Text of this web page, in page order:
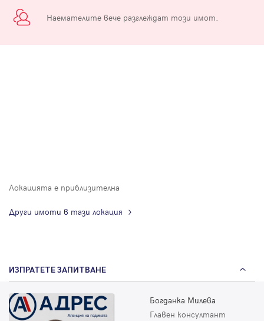
Наемателите вече разглеждат този имот.
Локацията е приблизителна
Други имоти в тази локация
ИЗПРАТЕТЕ ЗАПИТВАНЕ
Богданка Милева
Главен консултант